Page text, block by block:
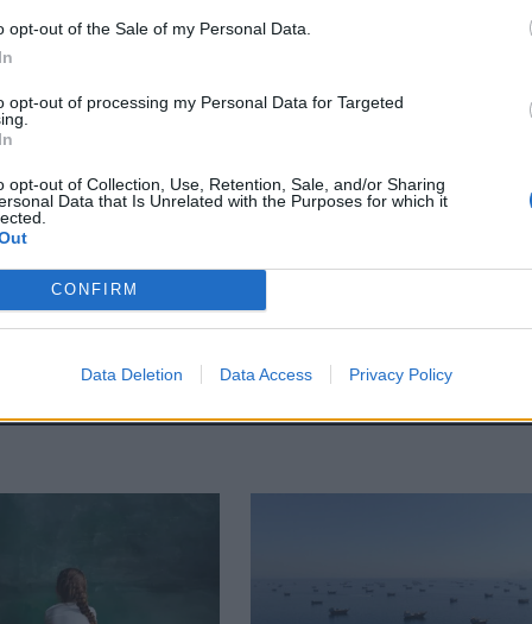
opt-out of the Sale of my Personal Data.
opt-out of processing my Personal Data for Targeted
opt-out of Collection, Use, Retention, Sale, and/or Sharing
Data that Is Unrelated with the Purposes for which it
CONFIRM
Data Deletion Data Access Privacy Policy
είναι ενδεικτική:
ΩPEΣ ΣHMEPA EΠIXEIPHΣH THΣ YΠHPEΣIAΣ
AΣΦAΛEIAΣ ΣE NHΣI TΩN ΔΩΔEKANHΣΩN
OPΓANΩΣHΣ ΠOY ΔPAΣTHPIOΠOIOYNTAN ΣE
ME TON ΠOΛEOΔOMIKO KANONIΣMO.
ΘA AKOΛOYΘHΣEI NEOTEPH